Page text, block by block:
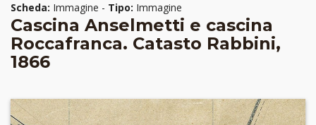
Scheda: Immagine - Tipo: Immagine
Cascina Anselmetti e cascina
Roccafranca. Catasto Rabbini,
1866